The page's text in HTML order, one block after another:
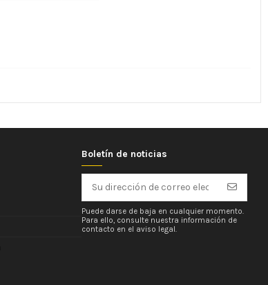
Boletín de noticias
Puede darse de baja en cualquier momento.
Para ello, consulte nuestra información de
contacto en el aviso legal.